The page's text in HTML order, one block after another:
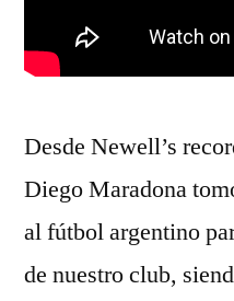
Desde Newell’s
Diego Maradona
al fútbol argentino
de nuestro club,